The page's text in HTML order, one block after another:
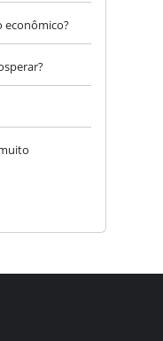
econômico?